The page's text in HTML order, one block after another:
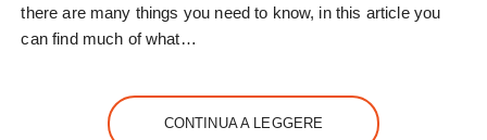
there are many things you need to know, in this article you
can find much of what…
CONTINUA A LEGGERE